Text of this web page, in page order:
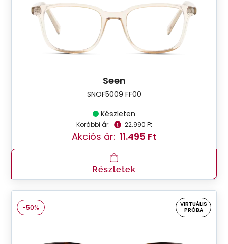
Seen
SNOF5009 FF00
Készleten
Korábbi ár: 22.990 Ft
Akciós ár: 11.495 Ft
Részletek
-50%
VIRTUÁLIS
PRÓBA